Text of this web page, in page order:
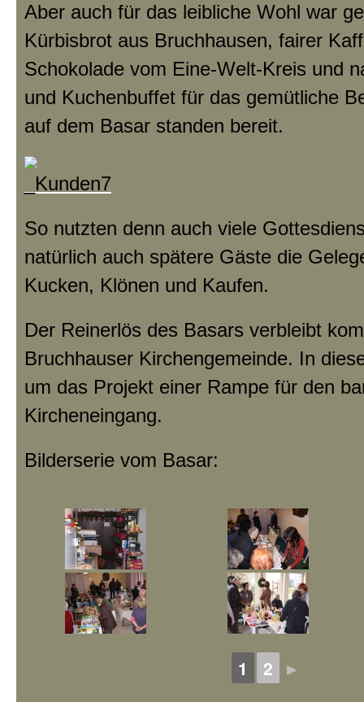
Aber auch für das leibliche Wohl war
Kürbisbrot aus Bruchhausen, fairer
Schokolade vom Eine-Welt-Kreis und
und Kuchenbuffet für das gemütliche
auf dem Basar standen bereit.
So nutzten denn auch viele
natürlich auch spätere Gäste die
Kucken, Klönen und Kaufen.
Der Reinerlös des Basars verbleibt
Bruchhauser Kirchengemeinde. In
um das Projekt einer Rampe für den
Kircheneingang.
Bilderserie vom Basar:
1 2 ►